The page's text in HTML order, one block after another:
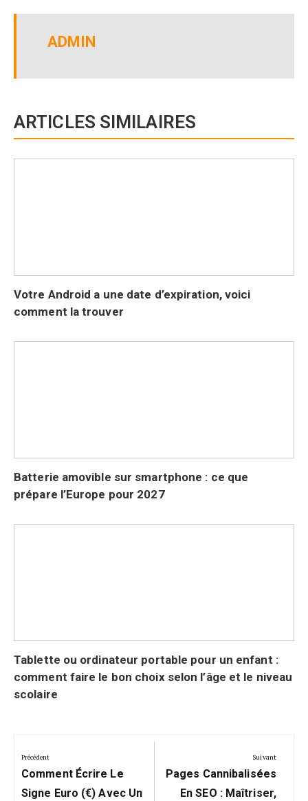
ADMIN
ARTICLES SIMILAIRES
Votre Android a une date d’expiration, voici
comment la trouver
Batterie amovible sur smartphone : ce que
prépare l’Europe pour 2027
Tablette ou ordinateur portable pour un enfant :
comment faire le bon choix selon l’âge et le niveau
scolaire
de
l’article
Précédent
Précédent:
Comment Écrire Le
Signe Euro (€) Avec Un
Suivant
Suivant:
Pages Cannibalisées
En SEO : Maîtriser,